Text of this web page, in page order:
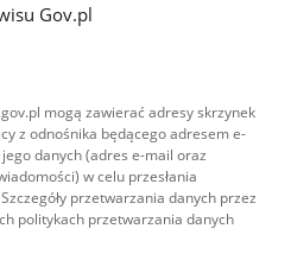
Gov.pl
mogą zawierać adresy skrzynek
z odnośnika będącego adresem e-
danych (adres e-mail oraz
w celu przesłania
przetwarzania danych przez
politykach przetwarzania danych